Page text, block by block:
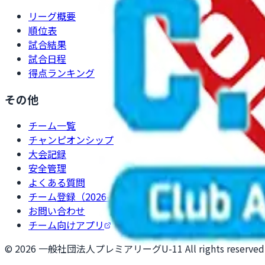
リーグ概要
順位表
試合結果
試合日程
得点ランキング
その他
チーム一覧
チャンピオンシップ
大会記録
安全管理
よくある質問
チーム登録（2026-2027）
お問い合わせ
チーム向けアプリ
© 2026 一般社団法人プレミアリーグU-11 All rights